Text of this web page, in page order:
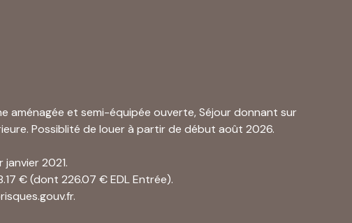
aménagée et semi-équipée ouverte, Séjour donnant sur
Possiblité de louer à partir de début août 2026.
2021.
€ (dont 226.07 € EDL Entrée).